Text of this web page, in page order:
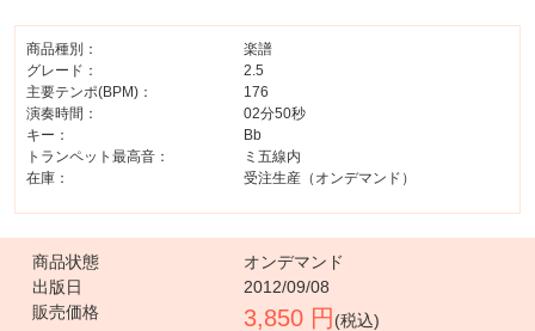
商品種別：
楽譜
グレード：
2.5
主要テンポ(BPM)：
176
演奏時間：
02分50秒
キー：
Bb
トランペット最高音：
ミ五線内
在庫：
受注生産（オンデマンド）
商品状態
オンデマンド
出版日
2012/09/08
販売価格
3,850 円 (税込)